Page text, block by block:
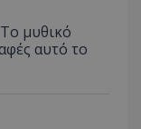
μυθικό
αυτό το